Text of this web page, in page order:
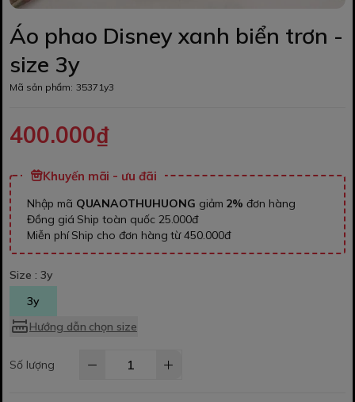
Áo phao Disney xanh biển trơn -
size 3y
Mã sản phẩm: 35371y3
400.000₫
Khuyến mãi - ưu đãi
Nhập mã QUANAOTHUHUONG giảm 2% đơn hàng
Đồng giá Ship toàn quốc 25.000đ
Miễn phí Ship cho đơn hàng từ 450.000đ
Size : 3y
3y
Hướng dẫn chọn size
Số lượng